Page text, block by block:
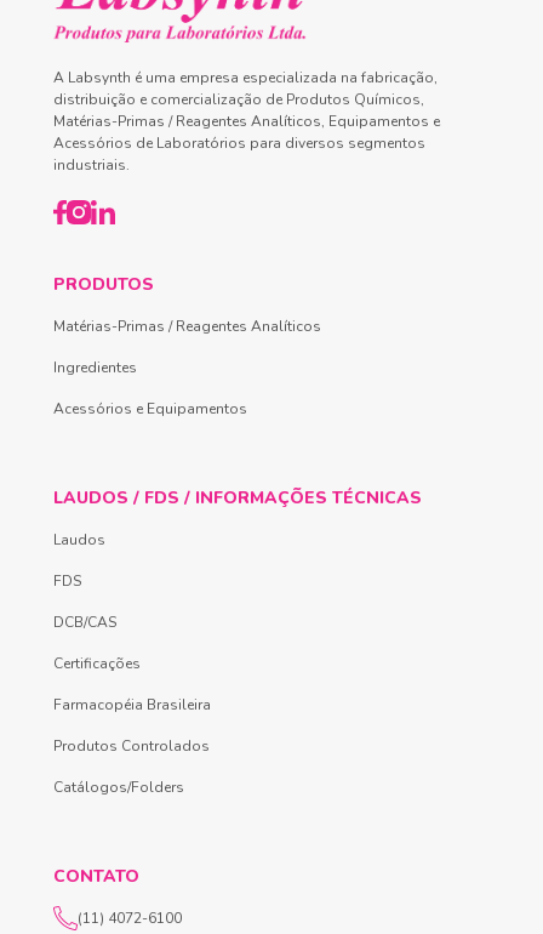
A Labsynth é uma empresa especializada na fabricação,
distribuição e comercialização de Produtos Químicos,
Matérias-Primas / Reagentes Analíticos, Equipamentos e
Acessórios de Laboratórios para diversos segmentos
industriais.
PRODUTOS
Matérias-Primas / Reagentes Analíticos
Ingredientes
Acessórios e Equipamentos
LAUDOS / FDS / INFORMAÇÕES TÉCNICAS
Laudos
FDS
DCB/CAS
Certificações
Farmacopéia Brasileira
Produtos Controlados
Catálogos/Folders
CONTATO
(11) 4072-6100